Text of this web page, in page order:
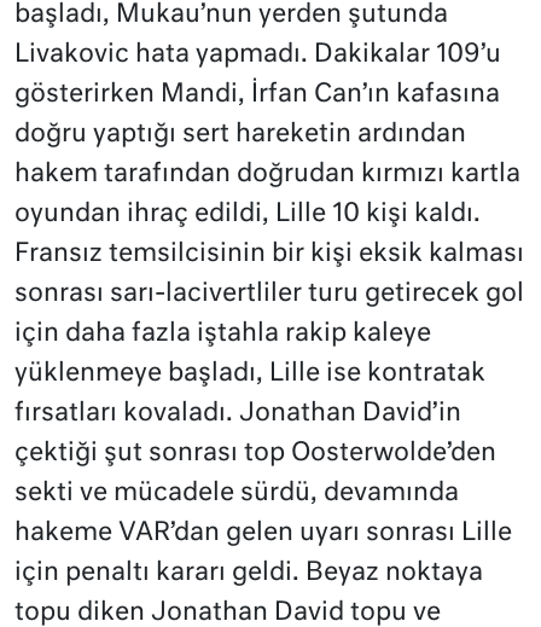
başladı, Mukau’nun yerden şutunda
Livakovic hata yapmadı. Dakikalar 109’u
gösterirken Mandi, İrfan Can’ın kafasına
doğru yaptığı sert hareketin ardından
hakem tarafından doğrudan kırmızı kartla
oyundan ihraç edildi, Lille 10 kişi kaldı.
Fransız temsilcisinin bir kişi eksik kalması
sonrası sarı-lacivertliler turu getirecek gol
için daha fazla iştahla rakip kaleye
yüklenmeye başladı, Lille ise kontratak
fırsatları kovaladı. Jonathan David’in
çektiği şut sonrası top Oosterwolde’den
sekti ve mücadele sürdü, devamında
hakeme VAR’dan gelen uyarı sonrası Lille
için penaltı kararı geldi. Beyaz noktaya
topu diken Jonathan David topu ve